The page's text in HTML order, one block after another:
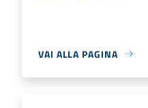
VAI ALLA PAGINA